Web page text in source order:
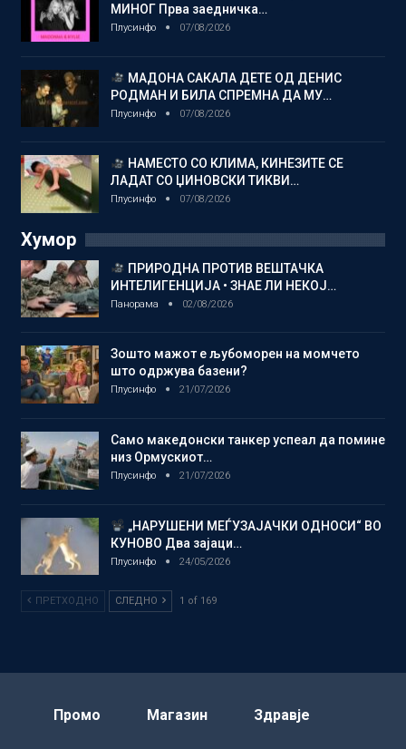
МИНОГ Прва заедничка…
Плусинфо 07/08/2026
МАДОНА САКАЛА ДЕТЕ ОД ДЕНИС
РОДМАН И БИЛА СПРЕМНА ДА МУ…
Плусинфо 07/08/2026
НАМЕСТО СО КЛИМА, КИНЕЗИТЕ СЕ
ЛАДАТ СО ЏИНОВСКИ ТИКВИ…
Плусинфо 07/08/2026
Хумор
ПРИРОДНА ПРОТИВ ВЕШТАЧКА
ИНТЕЛИГЕНЦИЈА • ЗНАЕ ЛИ НЕКОЈ…
Панорама 02/08/2026
Зошто мажот е љубоморен на момчето
што одржува базени?
Плусинфо 21/07/2026
Само македонски танкер успеал да помине
низ Ормускиот…
Плусинфо 21/07/2026
„НАРУШЕНИ МЕЃУЗАЈАЧКИ ОДНОСИ“ ВО
КУНОВО Два зајаци…
Плусинфо 24/05/2026
ПРЕТХОДНО СЛЕДНО 1 of 169
Промо Магазин Здравје